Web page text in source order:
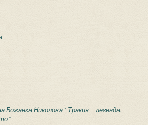
Божанка Николова “Тракия – легенда.